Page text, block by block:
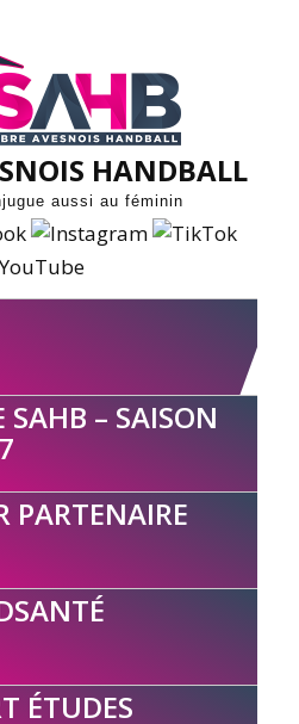
HANDBALL
aussi au féminin
SAHB – SAISON
PARTENAIRE
ÉTUDES